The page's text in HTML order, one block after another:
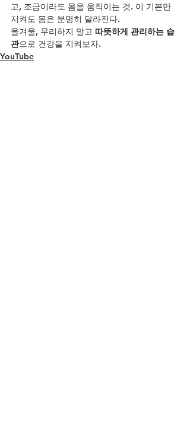
고, 조금이라도 몸을 움직이는 것. 이 기본만
지켜도 몸은 분명히 달라진다.
올겨울, 무리하지 말고 따뜻하게 관리하는 습
관으로 건강을 지켜보자.
YouTube